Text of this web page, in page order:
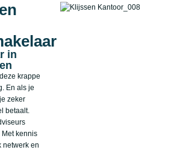
in
krappe
En als je
zeker
betaalt.
kennis
netwerk en